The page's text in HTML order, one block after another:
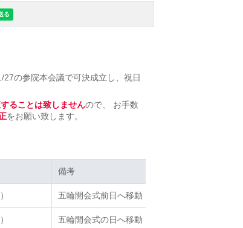
の参院本会議で可決成立し、祝日
ることは致しませんので、 お手数
をお願い致します。
備考
五輪開会式前日へ移動
五輪開会式の日へ移動
備考